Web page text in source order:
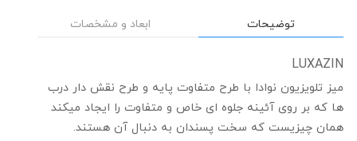
توضیحات ابعاد و مشخصات
LUXAZIN
میز تلویزیون نوادا با طرح متفاوت پایه و طرح نقش دار درب
ها که بر روی آئینه جلوه ای خاص و متفاوت را ایجاد میکند
همان چیزیست که سخت پسندان به دنبال آن هستند.